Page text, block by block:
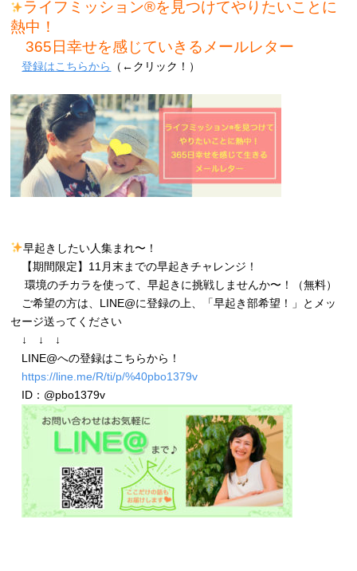
ライフミッション®を見つけてやりたいことに
熱中！
365日幸せを感じていきるメールレター
登録はこちらから （←クリック！）
早起きしたい人集まれ〜！
【期間限定】11月末までの早起きチャレンジ！
環境のチカラを使って、早起きに挑戦しませんか〜！（無料）
ご希望の方は、LINE@に登録の上、「早起き部希望！」とメッ
セージ送ってください
↓ ↓ ↓
LINE@への登録はこちらから！
https://line.me/R/ti/p/%40pbo1379v
ID：@pbo1379v